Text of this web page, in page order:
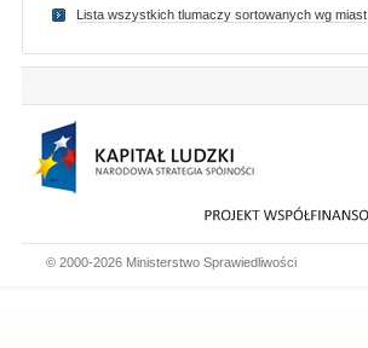
Lista wszystkich tlumaczy sortowanych wg miast
© 2000-2026 Ministerstwo Sprawiedliwości